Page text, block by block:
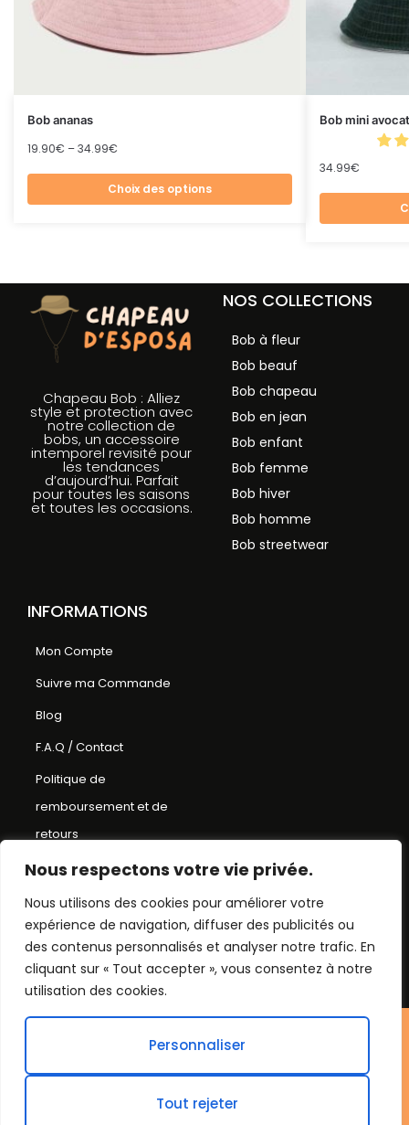
Nous respectons votre vie privée.
Nous utilisons des cookies pour améliorer votre
expérience de navigation, diffuser des publicités ou
des contenus personnalisés et analyser notre trafic. En
cliquant sur « Tout accepter », vous consentez à notre
utilisation des cookies.
Personnaliser
Tout rejeter
Bob ananas
19.90€ –34.99€
Choix des options
Bob mini avocat
34.99€
Chapeau Bob : Alliez
style et protection avec
notre collection de
bobs, un accessoire
intemporel revisité pour
les tendances
d’aujourd’hui. Parfait
pour toutes les saisons
et toutes les occasions.
NOS COLLECTIONS
Bob à fleur
Bob beauf
Bob chapeau
Bob en jean
Bob enfant
Bob femme
Bob hiver
Bob homme
Bob streetwear
INFORMATIONS
Mon Compte
Suivre ma Commande
Blog
F.A.Q / Contact
Politique de
remboursement et de
retours
Conditions Générales de
Mentions Légales
Plan du Site